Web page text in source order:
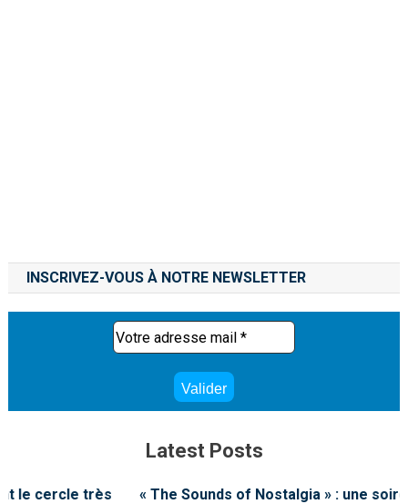
INSCRIVEZ-VOUS À NOTRE NEWSLETTER
Latest Posts
« The Sounds of Nostalgia » : une soirée où la musique